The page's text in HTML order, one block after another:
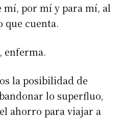
por mí y para mí, al
que cuenta.
enferma.
la posibilidad de
lo superfluo,
ahorro para viajar a